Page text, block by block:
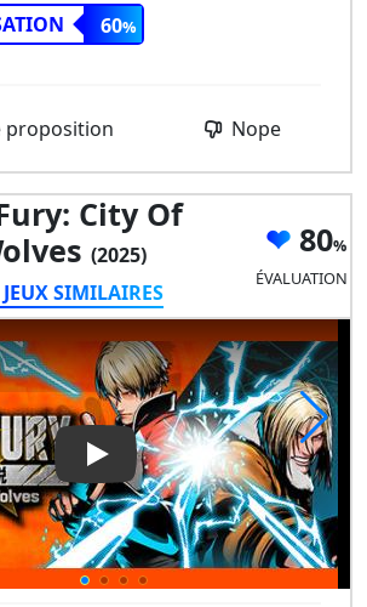
60
proposition Nope
City Of
(2025)
SIMILAIRES
80
ÉVALUATION
Play Video: Fatal Fury: City of